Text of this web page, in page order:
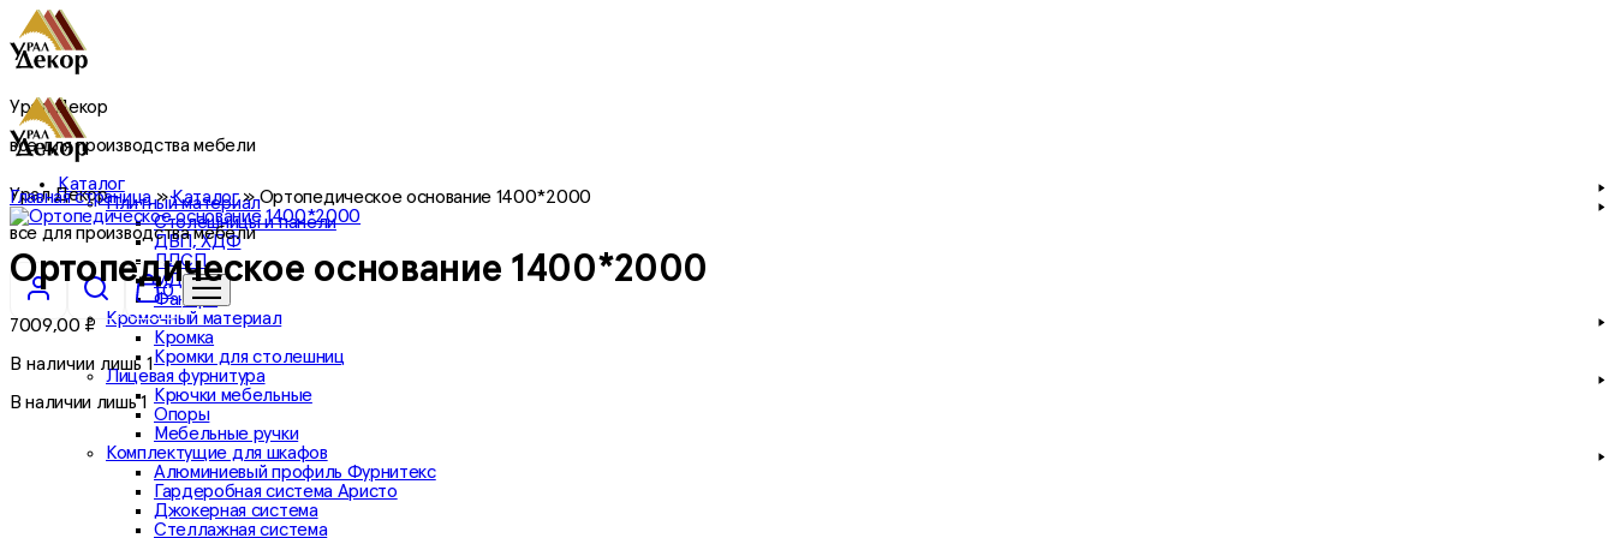
Урал Декор
все для производства мебели
Каталог
Плитный материал
Столешницы и панели
ДВП, ХДФ
ЛДСП
МДФ
Фанера
Кромочный материал
Кромка
Кромки для столешниц
Лицевая фурнитура
Крючки мебельные
Опоры
Мебельные ручки
Комплектущие для шкафов
Алюминиевый профиль Фурнитекс
Гардеробная система Аристо
Джокерная система
Стеллажная система
Урал Декор
все для производства мебели
0
Главная страница»Каталог»Ортопедическое основание 1400*2000
Ортопедическое основание 1400*2000
7009,00 ₽
В наличии лишь 1
В наличии лишь 1